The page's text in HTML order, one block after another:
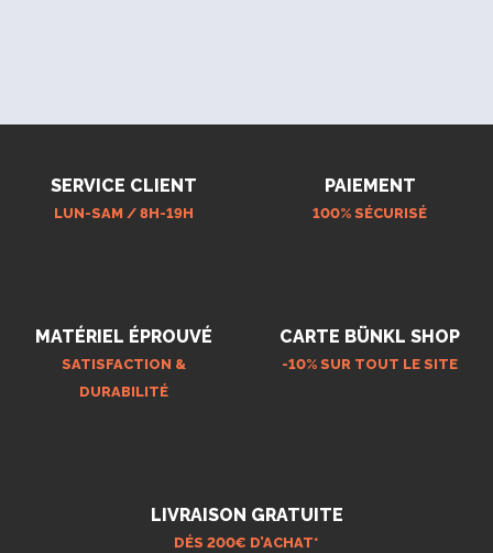
SERVICE CLIENT
LUN-SAM / 8H-19H
PAIEMENT
100% SÉCURISÉ
MATÉRIEL ÉPROUVÉ
SATISFACTION &
DURABILITÉ
CARTE BÜNKL SHOP
-10% SUR TOUT LE SITE
LIVRAISON GRATUITE
DÉS 200€ D’ACHAT*